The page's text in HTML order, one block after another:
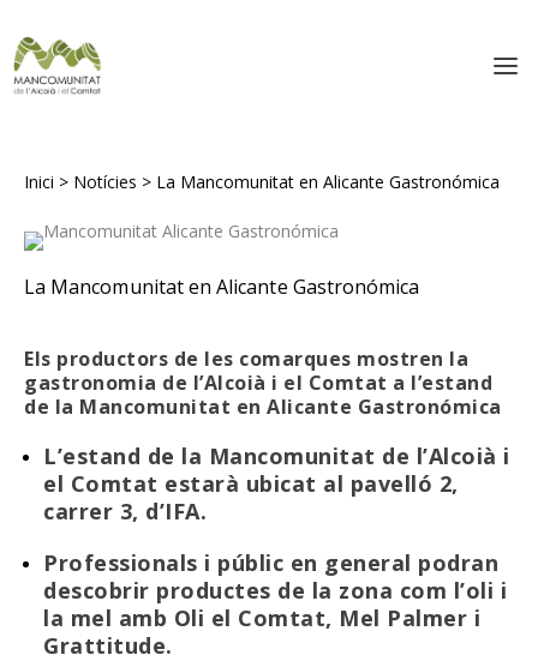
Inici > Notícies > La Mancomunitat en Alicante Gastronómica
La Mancomunitat en Alicante Gastronómica
Els productors de les comarques mostren la
gastronomia de l’Alcoià i el Comtat a l’estand
de la Mancomunitat en Alicante Gastronómica
L’estand de la Mancomunitat de l’Alcoià i
el Comtat estarà ubicat al pavelló 2,
carrer 3, d’IFA.
Professionals i públic en general podran
descobrir productes de la zona com l’oli i
la mel amb Oli el Comtat, Mel Palmer i
Grattitude.